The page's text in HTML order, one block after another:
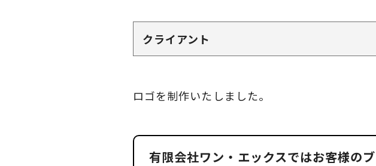
クライアント
ロゴを制作いたしました。
有限会社ワン・エックスではお客様の